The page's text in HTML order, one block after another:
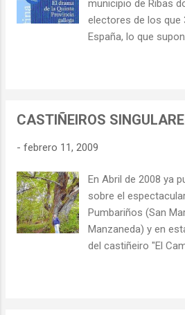
municipio de Ribas
electores de los que
España, lo que
con 832 electores
de un censo total de
censados en el
Argentina, la
Galicia, entre ellos
En 2004 Anxo
de Galicia) publico el
Quinta Provincia
que se presenta
CASTIÑEIROS
- febrero 11, 2009
En Abril de 2008 ya
sobre el
Pumbariños (San
Manzaneda) y en
del castiñeiro "El
Ibérica y tambien el